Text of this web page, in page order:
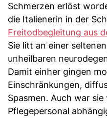
Schmerzen erlöst
die Italienerin in der
Freitodbegleitung aus
Sie litt an einer
unheilbaren
Damit einher gingen
Einschränkungen,
Spasmen. Auch war
Pflegepersonal